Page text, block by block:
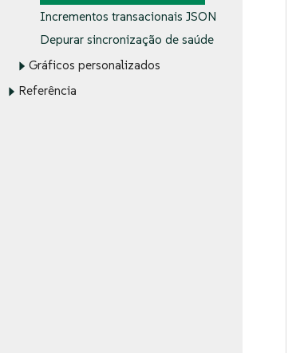
Incrementos transacionais JSON
Depurar sincronização de saúde
Gráficos personalizados
Referência